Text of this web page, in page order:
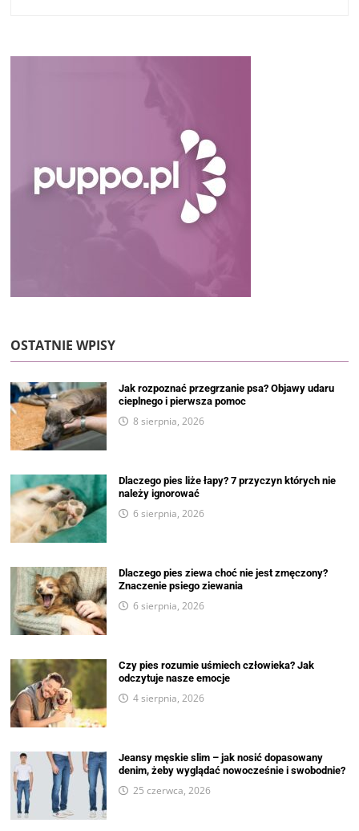
OSTATNIE WPISY
Jak rozpoznać przegrzanie psa? Objawy udaru
cieplnego i pierwsza pomoc
8 sierpnia, 2026
Dlaczego pies liże łapy? 7 przyczyn których nie
należy ignorować
6 sierpnia, 2026
Dlaczego pies ziewa choć nie jest zmęczony?
Znaczenie psiego ziewania
6 sierpnia, 2026
Czy pies rozumie uśmiech człowieka? Jak
odczytuje nasze emocje
4 sierpnia, 2026
Jeansy męskie slim – jak nosić dopasowany
denim, żeby wyglądać nowocześnie i swobodnie?
25 czerwca, 2026